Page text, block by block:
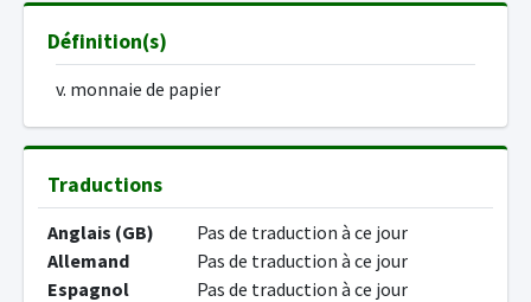
Définition(s)
v. monnaie de papier
Traductions
Anglais (GB)
Pas de traduction à ce jour
Allemand
Pas de traduction à ce jour
Espagnol
Pas de traduction à ce jour